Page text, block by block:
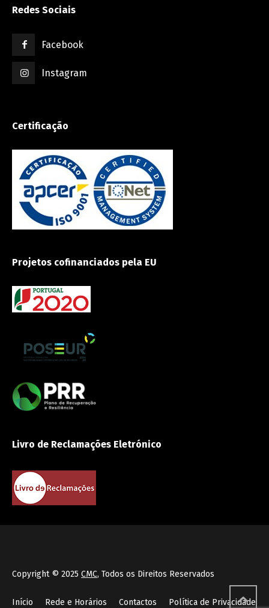
Redes Sociais
Facebook
Instagram
Certificação
Projetos cofinanciados pela EU
Livro de Reclamações Eletrónico
Copyright © 2025 CMC, Todos os Direitos Reservados
Início Rede e Horários Contactos Política de Privacidade